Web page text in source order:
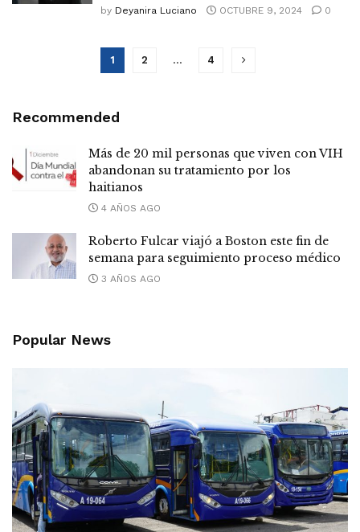
by Deyanira Luciano OCTUBRE 9, 2024 0
1 2 … 4
Recommended
Más de 20 mil personas que viven con VIH
abandonan su tratamiento por los
haitianos
4 AÑOS AGO
Roberto Fulcar viajó a Boston este fin de
semana para seguimiento proceso médico
3 AÑOS AGO
Popular News